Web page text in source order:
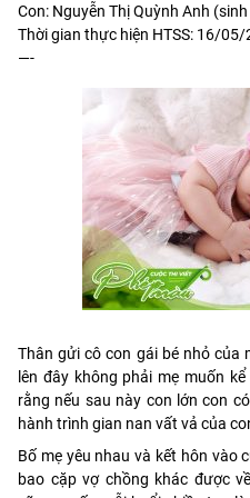
Con: Nguyễn Thị Quỳnh Anh
Thời gian thực hiện HTSS: 16/05/
—-
Thân gửi cô con gái bé nhỏ của
lên đây không phải mẹ muốn
rằng nếu sau này con lớn con
hành trình gian nan vất vả của
Bố mẹ yêu nhau và kết hôn vào
bao cặp vợ chồng khác được